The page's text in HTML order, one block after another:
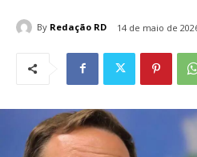
By Redação RD 14 de maio de